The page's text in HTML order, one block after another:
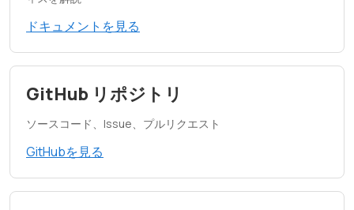
ドキュメントを見る
GitHub リポジトリ
ソースコード、Issue、プルリクエスト
GitHubを見る